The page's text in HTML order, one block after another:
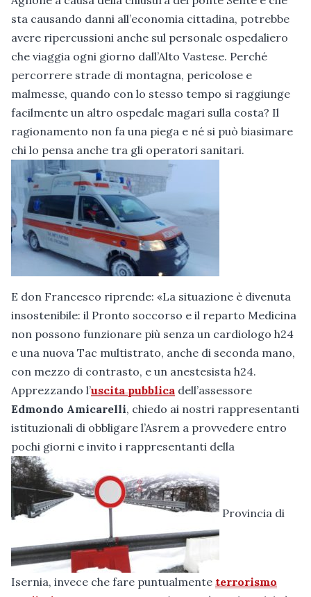
sta causando danni all’economia cittadina, potrebbe
avere ripercussioni anche sul personale ospedaliero
che viaggia ogni giorno dall’Alto Vastese. Perché
percorrere strade di montagna, pericolose e
malmesse, quando con lo stesso tempo si raggiunge
facilmente un altro ospedale magari sulla costa? Il
ragionamento non fa una piega e né si può biasimare
chi lo pensa anche tra gli operatori sanitari.
E don Francesco riprende: «La situazione è divenuta
insostenibile: il Pronto soccorso e il reparto Medicina
non possono funzionare più senza un cardiologo h24
e una nuova Tac multistrato, anche di seconda mano,
con mezzo di contrasto, e un anestesista h24.
Apprezzando l’uscita pubblica dell’assessore
Edmondo Amicarelli, chiedo ai nostri rappresentanti
istituzionali di obbligare l’Asrem a provvedere entro
pochi giorni e invito i rappresentanti della
Provincia di
Isernia, invece che fare puntualmente terrorismo